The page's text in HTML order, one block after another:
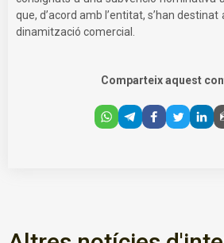
que, d’acord amb l’entitat, s’han
dinamització comercial.
Comparteix aquest